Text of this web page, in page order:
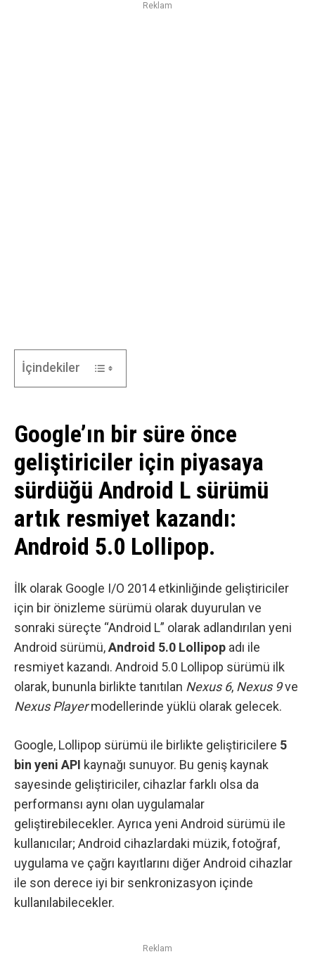
Reklam
İçindekiler
Google’ın bir süre önce
geliştiriciler için piyasaya
sürdüğü Android L sürümü
artık resmiyet kazandı:
Android 5.0 Lollipop.
İlk olarak Google I/O 2014etkinliğinde geliştiriciler
için bir önizleme sürümü olarak duyurulan ve
sonraki süreçte “Android L” olarak adlandırılan yeni
Android sürümü,Android 5.0 Lollipop adı ile
resmiyet kazandı. Android 5.0 Lollipop sürümü ilk
olarak, bununla birlikte tanıtılan Nexus 6, Nexus 9ve
Nexus Playermodellerinde yüklü olarak gelecek.
Google, Lollipop sürümü ile birlikte geliştiricilere 5
bin yeni API kaynağı sunuyor. Bu geniş kaynak
sayesinde geliştiriciler, cihazlar farklı olsa da
performansı aynı olan uygulamalar
geliştirebilecekler. Ayrıca yeni Android sürümü ile
kullanıcılar; Android cihazlardaki müzik, fotoğraf,
uygulama ve çağrı kayıtlarını diğer Android cihazlar
ile son derece iyi bir senkronizasyon içinde
kullanılabilecekler.
Reklam